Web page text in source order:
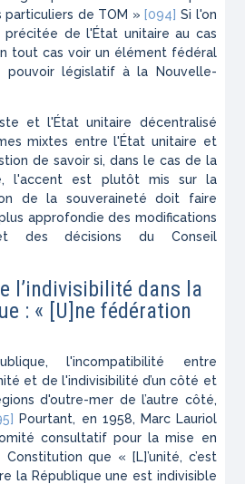
particuliers de TOM » [094] Si l'on
précitée de l'État unitaire au cas
tout cas voir un élément fédéral
législatif à la Nouvelle-
et l'État unitaire décentralisé
mixtes entre l'État unitaire et
de savoir si, dans le cas de la
l'accent est plutôt mis sur la
de la souveraineté doit faire
approfondie des modifications
des décisions du Conseil
l’indivisibilité dans la
: « [U]ne fédération
l'incompatibilité entre
et de l'indivisibilité d’un côté et
d'outre-mer de l’autre côté,
Pourtant, en 1958, Marc Lauriol
consultatif pour la mise en
que « [L]’unité, c’est
la République une est indivisible